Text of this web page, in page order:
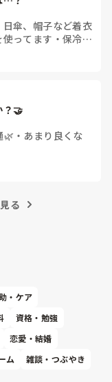
日傘、帽子など着衣
ってます ・ 保冷剤
さい）
？🤝
🌿 ・ あまり良くな
る
・ケア
資格・勉強
恋愛・結婚
ム
雑談・つぶやき